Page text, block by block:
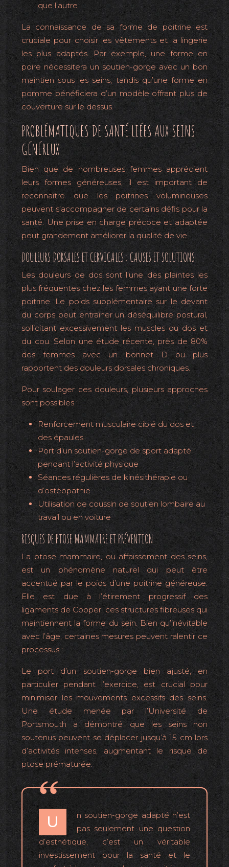
que l’autre
La connaissance de sa forme de poitrine est
cruciale pour choisir les vêtements et la lingerie
les plus adaptés. Par exemple, une forme en
poire nécessitera un soutien-gorge avec un bon
maintien sous les seins, tandis qu’une forme en
pomme bénéficiera d’un modèle offrant plus de
couverture sur le dessus.
PROBLÉMATIQUES DE SANTÉ LIÉES AUX SEINS
GÉNÉREUX
Bien que de nombreuses femmes apprécient
leurs formes généreuses, il est important de
reconnaître que les poitrines volumineuses
peuvent s’accompagner de certains défis pour la
santé. Une prise en charge précoce et adaptée
peut grandement améliorer la qualité de vie.
DOULEURS DORSALES ET CERVICALES : CAUSES ET SOLUTIONS
Les douleurs de dos sont l’une des plaintes les
plus fréquentes chez les femmes ayant une forte
poitrine. Le poids supplémentaire sur le devant
du corps peut entraîner un déséquilibre postural,
sollicitant excessivement les muscles du dos et
du cou. Selon une étude récente, près de 80%
des femmes avec un bonnet D ou plus
rapportent des douleurs dorsales chroniques.
Pour soulager ces douleurs, plusieurs approches
sont possibles :
Renforcement musculaire ciblé du dos et
des épaules
Port d’un soutien-gorge de sport adapté
pendant l’activité physique
Séances régulières de kinésithérapie ou
d’ostéopathie
Utilisation de coussin de soutien lombaire au
travail ou en voiture
RISQUES DE PTOSE MAMMAIRE ET PRÉVENTION
La ptose mammaire, ou affaissement des seins,
est un phénomène naturel qui peut être
accentué par le poids d’une poitrine généreuse.
Elle est due à l’étirement progressif des
ligaments de Cooper, ces structures fibreuses qui
maintiennent la forme du sein. Bien qu’inévitable
avec l’âge, certaines mesures peuvent ralentir ce
processus :
Le port d’un soutien-gorge bien ajusté, en
particulier pendant l’exercice, est crucial pour
minimiser les mouvements excessifs des seins.
Une étude menée par l’Université de
Portsmouth a démontré que les seins non
soutenus peuvent se déplacer jusqu’à 15 cm lors
d’activités intenses, augmentant le risque de
ptose prématurée.
U
n soutien-gorge adapté n’est
pas seulement une question
d’esthétique, c’est un véritable
investissement pour la santé et le